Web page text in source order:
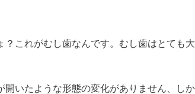
これがむし歯なんです。むし歯はとても
開いたような形態の変化がありません、し